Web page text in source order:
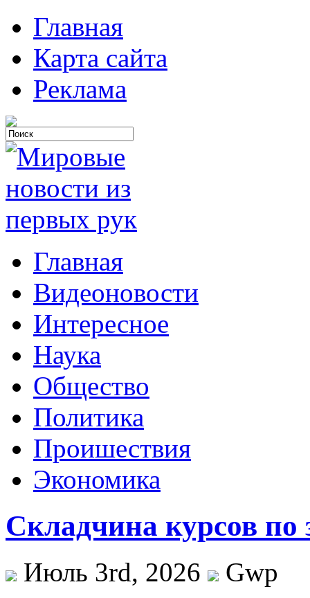
Главная
Карта сайта
Реклама
Главная
Видеоновости
Интересное
Наука
Общество
Политика
Проишествия
Экономика
Складчина курсов по
Июль 3rd, 2026
Gwp